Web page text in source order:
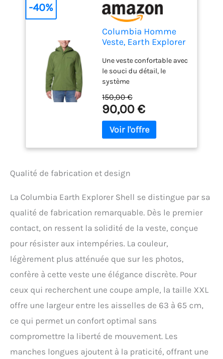
Columbia Homme
Veste, Earth Explorer
Une veste confortable avec
le souci du détail, le
système
Omni-Tech incluant la
respirabilité et l'étanchéité
des coutures Style
classique, fonctionnalité
une capuche réglable
pour une meilleure
visibilité, Revêtement en
polyuréthane sur les
fermetures à glissière pour
plus de durabilité
Doublure en maille pour
une ventilation optimale,
Couverture suffisante du
tissu dans toutes les
postures grâce à la
longueur généreuse du
pouces) Contenu : 1x
Columbia Homme Veste,
Vert (Canteen), Taille : M,
150,00 €
90,00 €
-40%
Qualité de fabrication et design
La Columbia Earth Explorer Shell se distingue par sa
qualité de fabrication remarquable. Dès le premier
contact, on ressent la solidité de la veste, conçue
pour résister aux intempéries. La couleur,
légèrement plus atténuée que sur les photos,
confère à cette veste une élégance discrète. Pour
ceux qui recherchent une coupe ample, la taille XXL
offre une largeur entre les aisselles de 63 à 65 cm,
ce qui permet un confort optimal sans
compromettre la liberté de mouvement. Les
manches longues ajoutent à la praticité, offrant une